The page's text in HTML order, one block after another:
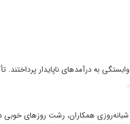
به درآمدهای ناپایدار پرداختند.
شبانه‌روزی همکاران، رشت روزهای